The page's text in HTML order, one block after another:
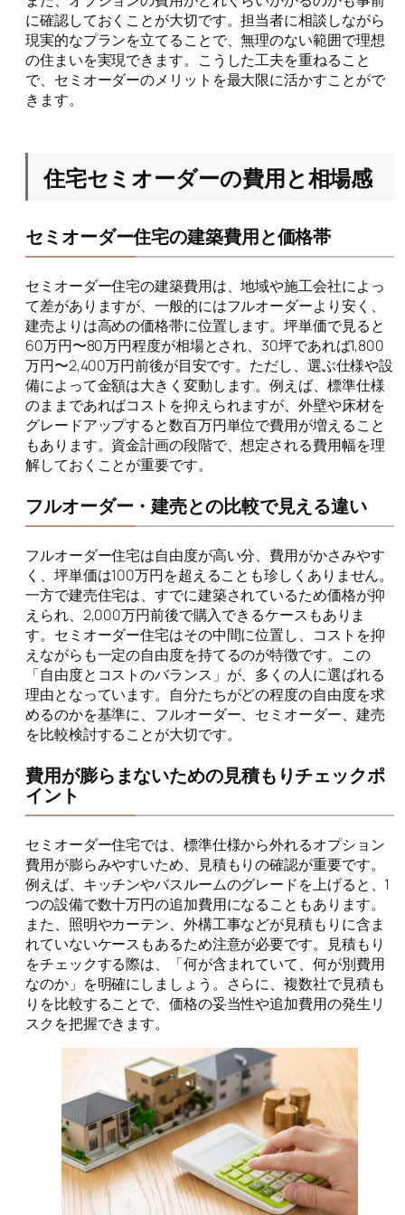
に確認しておくことが大切です。担当者に相談しながら
現実的なプランを立てることで、無理のない範囲で理想
の住まいを実現できます。こうした工夫を重ねること
で、セミオーダーのメリットを最大限に活かすことがで
きます。
住宅セミオーダーの費用と相場感
セミオーダー住宅の建築費用と価格帯
セミオーダー住宅の建築費用は、地域や施工会社によっ
て差がありますが、一般的にはフルオーダーより安く、
建売よりは高めの価格帯に位置します。坪単価で見ると
60万円〜80万円程度が相場とされ、30坪であれば1,800
万円〜2,400万円前後が目安です。ただし、選ぶ仕様や設
備によって金額は大きく変動します。例えば、標準仕様
のままであればコストを抑えられますが、外壁や床材を
グレードアップすると数百万円単位で費用が増えること
もあります。資金計画の段階で、想定される費用幅を理
解しておくことが重要です。
フルオーダー・建売との比較で見える違い
フルオーダー住宅は自由度が高い分、費用がかさみやす
く、坪単価は100万円を超えることも珍しくありません。
一方で建売住宅は、すでに建築されているため価格が抑
えられ、2,000万円前後で購入できるケースもありま
す。セミオーダー住宅はその中間に位置し、コストを抑
えながらも一定の自由度を持てるのが特徴です。この
「自由度とコストのバランス」が、多くの人に選ばれる
理由となっています。自分たちがどの程度の自由度を求
めるのかを基準に、フルオーダー、セミオーダー、建売
を比較検討することが大切です。
費用が膨らまないための見積もりチェックポ
イント
セミオーダー住宅では、標準仕様から外れるオプション
費用が膨らみやすいため、見積もりの確認が重要です。
例えば、キッチンやバスルームのグレードを上げると、1
つの設備で数十万円の追加費用になることもあります。
また、照明やカーテン、外構工事などが見積もりに含ま
れていないケースもあるため注意が必要です。見積もり
をチェックする際は、「何が含まれていて、何が別費用
なのか」を明確にしましょう。さらに、複数社で見積も
りを比較することで、価格の妥当性や追加費用の発生リ
スクを把握できます。